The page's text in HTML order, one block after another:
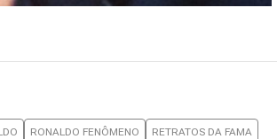
RONALDO FENÔMENO RETRATOS DA FAMA